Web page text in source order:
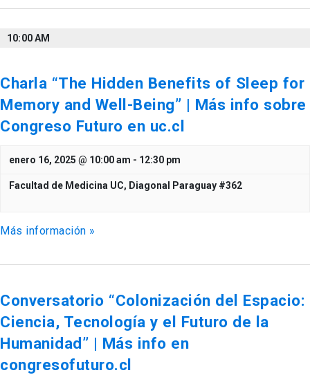
10:00 AM
Charla “The Hidden Benefits of Sleep for
Memory and Well-Being” | Más info sobre
Congreso Futuro en uc.cl
enero 16, 2025 @ 10:00 am - 12:30 pm
Facultad de Medicina UC, Diagonal Paraguay #362
Más información »
Conversatorio “Colonización del Espacio:
Ciencia, Tecnología y el Futuro de la
Humanidad” | Más info en
congresofuturo.cl